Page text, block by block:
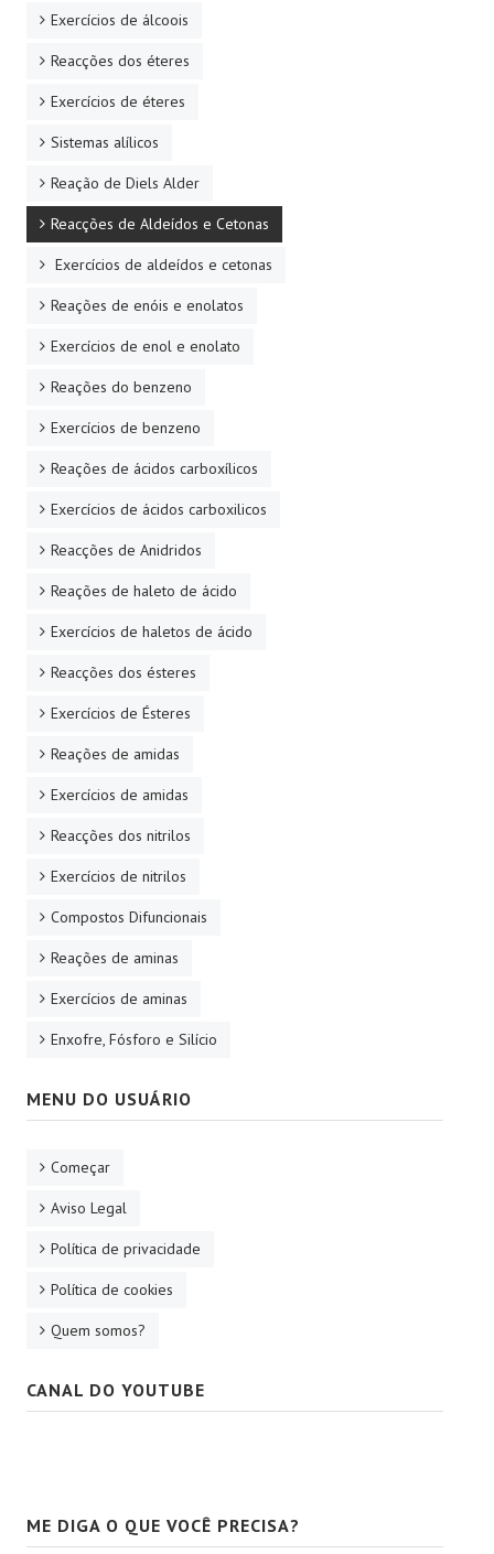
Exercícios de álcoois
Reacções dos éteres
Exercícios de éteres
Sistemas alílicos
Reação de Diels Alder
Reacções de Aldeídos e Cetonas
Exercícios de aldeídos e cetonas
Reações de enóis e enolatos
Exercícios de enol e enolato
Reações do benzeno
Exercícios de benzeno
Reações de ácidos carboxílicos
Exercícios de ácidos carboxilicos
Reacções de Anidridos
Reações de haleto de ácido
Exercícios de haletos de ácido
Reacções dos ésteres
Exercícios de Ésteres
Reações de amidas
Exercícios de amidas
Reacções dos nitrilos
Exercícios de nitrilos
Compostos Difuncionais
Reações de aminas
Exercícios de aminas
Enxofre, Fósforo e Silício
MENU DO USUÁRIO
Começar
Aviso Legal
Política de privacidade
Política de cookies
Quem somos?
CANAL DO YOUTUBE
ME DIGA O QUE VOCÊ PRECISA?